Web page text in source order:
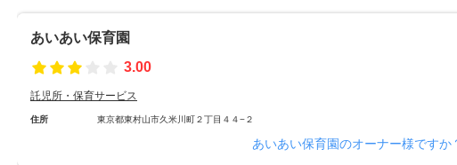
あいあい保育園
3.00
託児所・保育サービス
住所 東京都東村山市久米川町２丁目４４−２
あいあい保育園のオーナー様ですか